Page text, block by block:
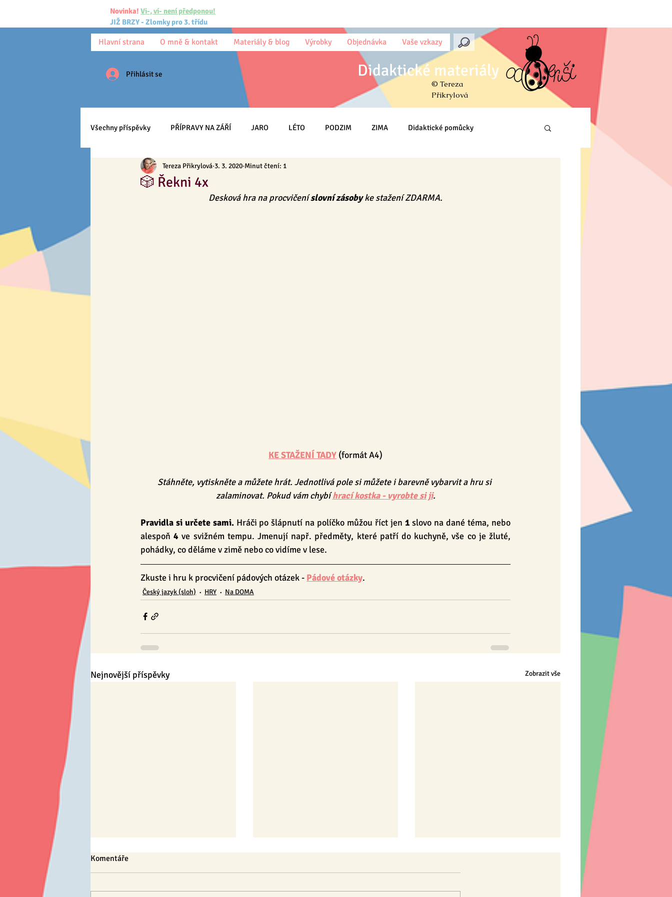
Novinka! Vi-, ví- není předponou!
JIŽ BRZY - Zlomky pro 3. třídu
Hlavní strana O mně & kontakt Materiály & blog Výrobky Objednávka Vaše vzkazy
Přihlásit se Didaktické materiály
© Tereza
Přikrylová
Všechny příspěvky PŘÍPRAVY NA ZÁŘÍ JARO LÉTO PODZIM ZIMA Didaktické pomůcky
Pracovní listy Ke stažení Omalovánky
🎲 Řekni 4x
Tereza Přikrylová 3. 3. 2020 Minut čtení: 1
Desková hra na procvičení slovní zásoby ke stažení ZDARMA.
KE STAŽENÍ TADY (formát A4)
Stáhněte, vytiskněte a můžete hrát. Jednotlivá pole si můžete i barevně vybarvit a hru si
zalaminovat. Pokud vám chybí hrací kostka - vyrobte si ji.
Pravidla si určete sami. Hráči po šlápnutí na políčko můžou říct jen 1 slovo na dané téma, nebo
alespoň 4 ve svižném tempu. Jmenují např. předměty, které patří do kuchyně, vše co je žluté,
pohádky, co děláme v zimě nebo co vidíme v lese.
Zkuste i hru k procvičení pádových otázek - Pádové otázky.
Český jazyk (sloh) HRY Na DOMA
Nejnovější příspěvky Zobrazit vše
Komentáře